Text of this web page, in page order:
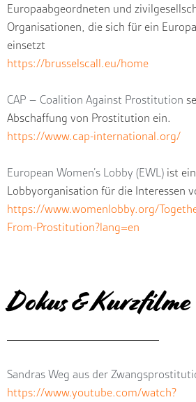
Europaabgeordneten und
Organisationen, die sich für ein
einsetzt
https://brusselscall.eu/home
CAP – Coalition Against Prostitution
Abschaffung von Prostitution ein.
https://www.cap-international.org/
European Women’s Lobby (EWL) ist
Lobbyorganisation für die Interessen
https://www.womenlobby.org/
From-Prostitution?lang=en
Dokus & Kurzfilme
Sandras Weg aus der
https://www.youtube.com/watch?